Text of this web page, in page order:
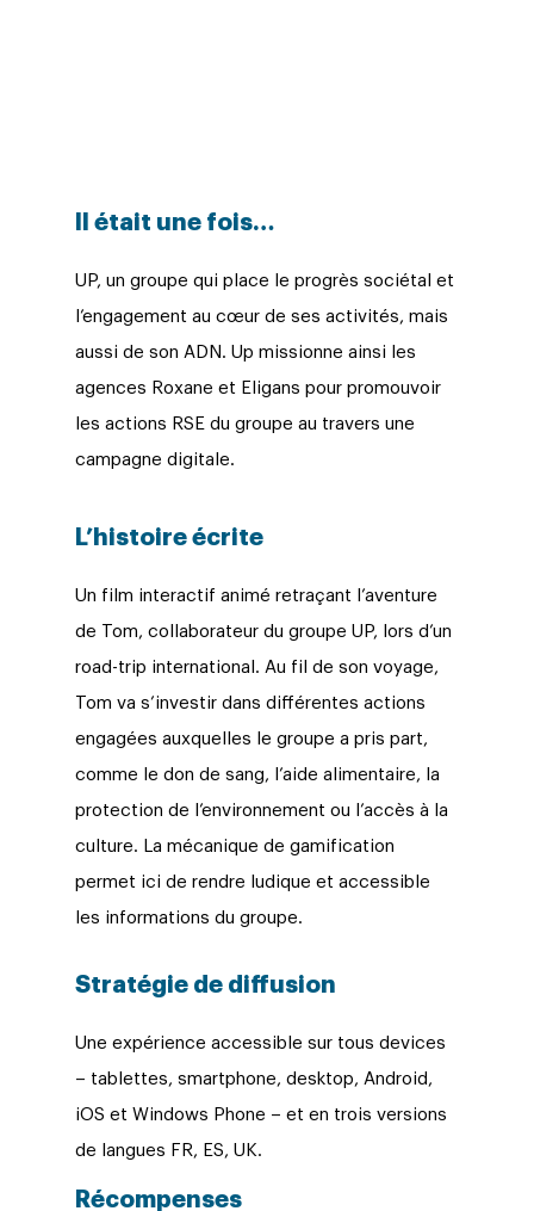
Il était une fois…
UP, un groupe qui place le progrès sociétal et
l’engagement au cœur de ses activités, mais
aussi de son ADN. Up missionne ainsi les
agences Roxane et Eligans pour promouvoir
les actions RSE du groupe au travers une
campagne digitale.
L’histoire écrite
Un film interactif animé retraçant l’aventure
de Tom, collaborateur du groupe UP, lors d’un
road-trip international. Au fil de son voyage,
Tom va s’investir dans différentes actions
engagées auxquelles le groupe a pris part,
comme le don de sang, l’aide alimentaire, la
protection de l’environnement ou l’accès à la
culture. La mécanique de gamification
permet ici de rendre ludique et accessible
les informations du groupe.
Stratégie de diffusion
Une expérience accessible sur tous devices
– tablettes, smartphone, desktop, Android,
iOS et Windows Phone – et en trois versions
de langues FR, ES, UK.
Récompenses